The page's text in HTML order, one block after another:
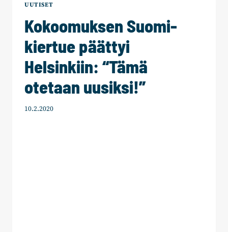
VUODEN
2008
UUTISET
Kokoomuksen Suomi-
kiertue päättyi
Helsinkiin: “Tämä
otetaan uusiksi!”
10.2.2020